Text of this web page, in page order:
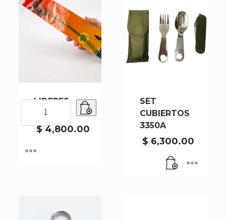
LIDERES
X10 PCS
$4,800.00
PCS
SET
CUBIERTOS
3350A
$ 6,300.00